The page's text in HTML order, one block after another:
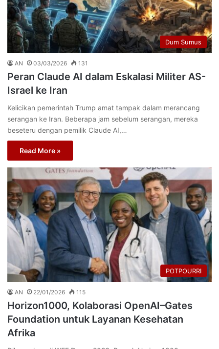
Dum Sumus
AN 03/03/2026 131
Peran Claude AI dalam Eskalasi Militer AS-
Israel ke Iran
Kelicikan pemerintah Trump amat tampak dalam merancang
serangan ke Iran. Beberapa jam sebelum serangan, mereka
beseteru dengan pemilik Claude AI,…
Read More »
POTPOURRI
AN 22/01/2026 115
Horizon1000, Kolaborasi OpenAI–Gates
Foundation untuk Layanan Kesehatan
Afrika